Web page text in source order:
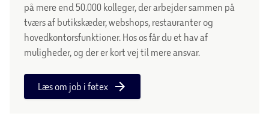
på mere end 50.000 kolleger, der arbejder sammen på
tværs af butikskæder, webshops, restauranter og
hovedkontorsfunktioner. Hos os får du et hav af
muligheder, og der er kort vej til mere ansvar.
Læs om job i føtex